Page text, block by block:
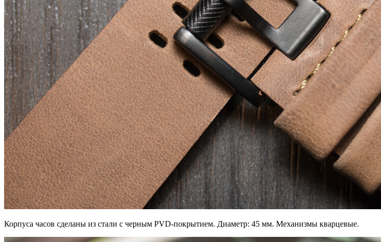
Корпуса часов сделаны из стали с черным PVD-покрытием. Диаметр: 45 мм. Механизмы кварцевые.